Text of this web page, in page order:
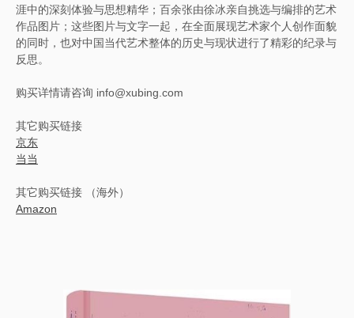
涯中的深刻体验与思想精华；百余张由徐冰亲自挑选与编排的艺术
作品图片；这些图片与文字一起，在全面展现艺术家个人创作面貌
的同时，也对中国当代艺术整体的历史与现状进行了精彩的纪录与
反思。
购买详情请咨询 info@xubing.com
其它购买链接
京东
当当
其它购买链接 （海外）
Amazon